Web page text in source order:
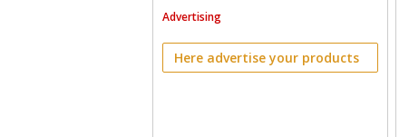
Advertising
Here advertise your products